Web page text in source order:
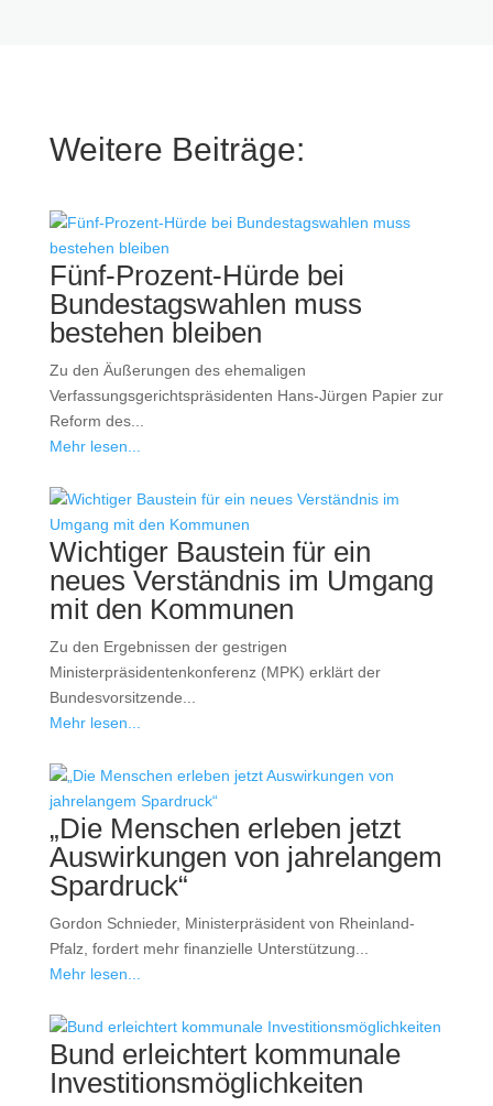
Weitere Beiträge:
Fünf-Prozent-Hürde bei
Bundestagswahlen muss
bestehen bleiben
Zu den Äußerungen des ehemaligen
Verfassungsgerichtspräsidenten Hans-Jürgen Papier zur
Reform des...
Mehr lesen...
Wichtiger Baustein für ein
neues Verständnis im Umgang
mit den Kommunen
Zu den Ergebnissen der gestrigen
Ministerpräsidentenkonferenz (MPK) erklärt der
Bundesvorsitzende...
Mehr lesen...
„Die Menschen erleben jetzt
Auswirkungen von jahrelangem
Spardruck“
Gordon Schnieder, Ministerpräsident von Rheinland-
Pfalz, fordert mehr finanzielle Unterstützung...
Mehr lesen...
Bund erleichtert kommunale
Investitionsmöglichkeiten